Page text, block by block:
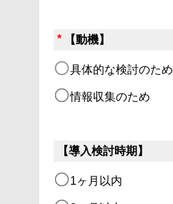
* 【動機】
具体的な検討のため
情報収集のため
【導入検討時期】
1ヶ月以内